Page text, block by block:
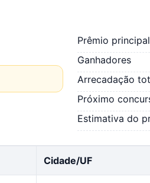
Prêmio principal
Ganhadores
Arrecadação
Próximo
Estimativa do
Cidade/UF